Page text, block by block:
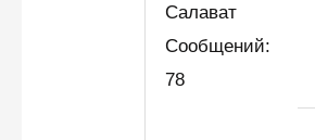
Салават
Сообщений:
78